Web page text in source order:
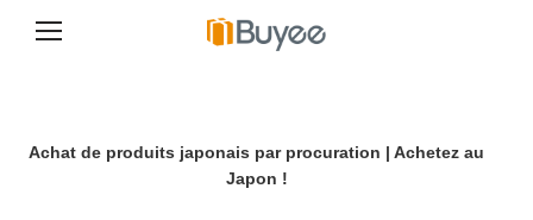
Achat de produits japonais par procuration | Achetez au
Japon !